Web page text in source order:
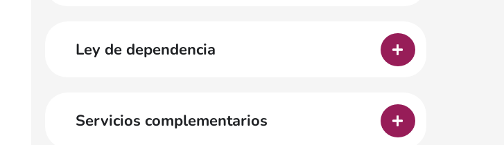
Ley de dependencia
Servicios complementarios